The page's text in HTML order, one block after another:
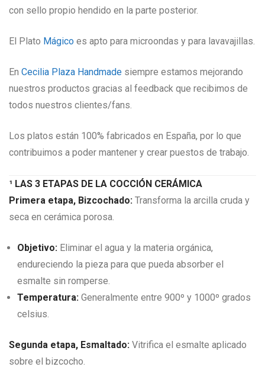
con sello propio hendido en la parte posterior.
El Plato Mágico es apto para microondas y para lavavajillas.
En Cecilia Plaza Handmade siempre estamos mejorando
nuestros productos gracias al feedback que recibimos de
todos nuestros clientes/fans.
Los platos están 100% fabricados en España, por lo que
contribuimos a poder mantener y crear puestos de trabajo.
¹ LAS 3 ETAPAS DE LA COCCIÓN CERÁMICA
Primera etapa, Bizcochado: Transforma la arcilla cruda y
seca en cerámica porosa.
Objetivo: Eliminar el agua y la materia orgánica,
endureciendo la pieza para que pueda absorber el
esmalte sin romperse.
Temperatura: Generalmente entre 900º y 1000º grados
celsius.
Segunda etapa, Esmaltado: Vitrifica el esmalte aplicado
sobre el bizcocho.